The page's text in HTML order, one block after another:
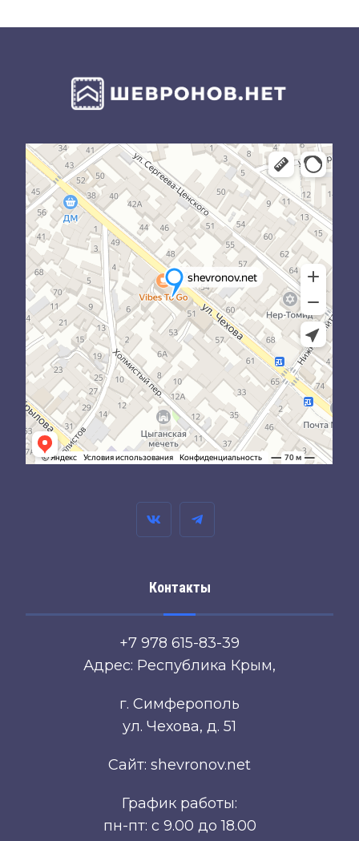
Контакты
+7 978 615-83-39
Адрес: Республика Крым,
г. Симферополь
ул. Чехова, д. 51
Сайт: shevronov.net
График работы:
пн-пт: с 9.00 до 18.00